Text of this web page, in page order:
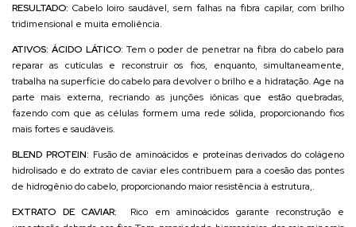
RESULTADO:Cabelo loiro saudável, sem falhas na fibra capilar, com brilho
tridimensional e muita emoliência.
ATIVOS: ÁCIDO LÁTICO: Tem o poder de penetrar na fibra do cabelo para
reparar as cutículas e reconstruir os fios, enquanto, simultaneamente,
trabalha na superfície do cabelo para devolver o brilho e a hidratação. Age na
parte mais externa, recriando as junções iônicas que estão quebradas,
fazendo com que as células formem uma rede sólida, proporcionando fios
mais fortes e saudáveis.
BLEND PROTEIN: Fusão de aminoácidos e proteínas derivados do colágeno
hidrolisado e do extrato de caviar eles contribuem para a coesão das pontes
de hidrogênio do cabelo, proporcionando maior resistência à estrutura,.
EXTRATO DE CAVIAR: Rico em aminoácidos garante reconstrução e